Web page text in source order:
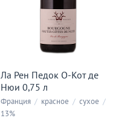
Ла Рен Педок О-Кот де
Нюи 0,75 л
Франция / красное / сухое /
13%